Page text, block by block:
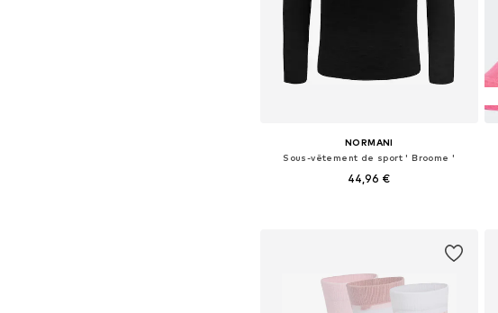
NORMANI
Sous-vêtement de sport ' Broome '
44,96 €